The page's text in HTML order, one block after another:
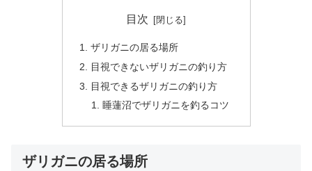
目次
ザリガニの居る場所
目視できないザリガニの釣り方
目視できるザリガニの釣り方
睡蓮沼でザリガニを釣るコツ
ザリガニの居る場所